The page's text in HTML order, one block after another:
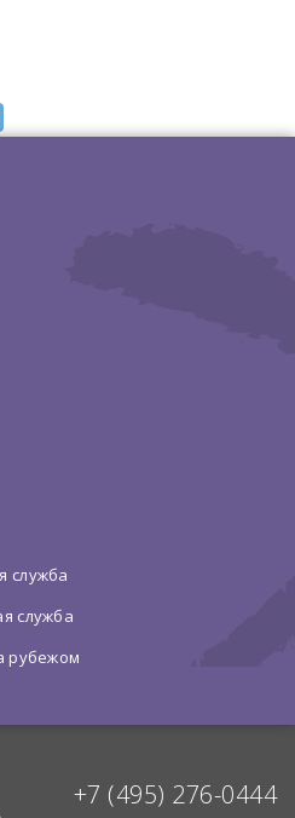
служба
служба
рубежом
+7 (495) 276-0444